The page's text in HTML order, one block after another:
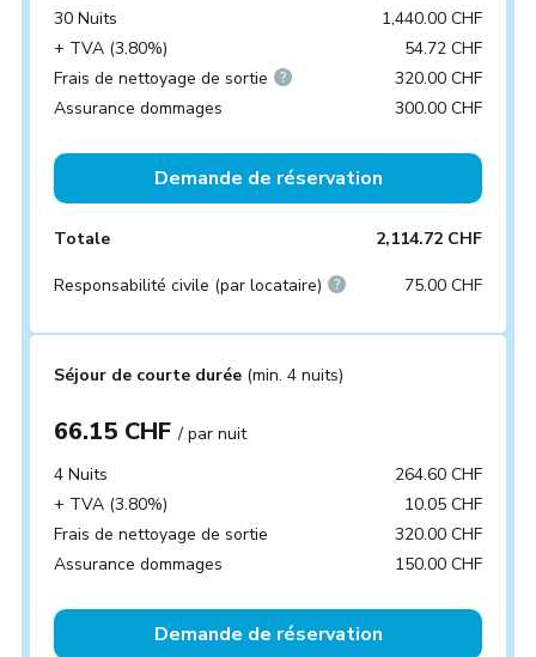
30 Nuits
1,440.00 CHF
+ TVA (3.80%)
54.72 CHF
Frais de nettoyage de sortie
320.00 CHF
Assurance dommages
300.00 CHF
Demande de réservation
Totale 2,114.72 CHF
Responsabilité civile (par locataire) 75.00 CHF
Séjour de courte durée (min. 4 nuits)
66.15 CHF/ par nuit
4 Nuits
264.60 CHF
+ TVA (3.80%)
10.05 CHF
Frais de nettoyage de sortie
320.00 CHF
Assurance dommages
150.00 CHF
Demande de réservation